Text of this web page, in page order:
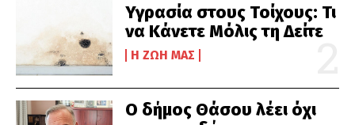
Υγρασία στους Τοίχους: Τι
να Κάνετε Μόλις τη Δείτε
Η ΖΩΉ ΜΑΣ
Ο δήμος Θάσου λέει όχι